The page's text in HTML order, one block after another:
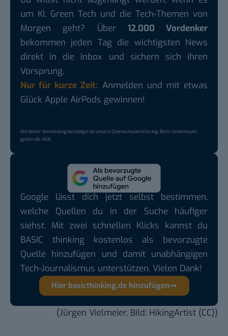
um KI, Green Tech und die Tech-Themen von
Morgen geht? Über 12.000 Vordenker
bekommen jeden Tag die wichtigsten News
direkt in die Inbox und sichern sich ihren
Vorsprung.
Nur für kurze Zeit: Anmelden und mit etwas
Glück Apple AirPods gewinnen!
Mit deiner Anmeldung bestätigst du unsereDatenschutzerklärung. Beim Gewinnspiel
gelten dieAGB.
Google lässt dich jetzt selbst bestimmen,
welche Quellen du in der Suche häufiger
siehst. Mit zwei schnellen Klicks kannst du
BASIC thinking kostenlos als bevorzugte
Quelle hinzufügen und damit unabhängigen
Tech-Journalismus unterstützen. Vielen Dank!
Hier basicthinking.de hinzufügen
(Jürgen Vielmeier, Bild: HikingArtist (CC))